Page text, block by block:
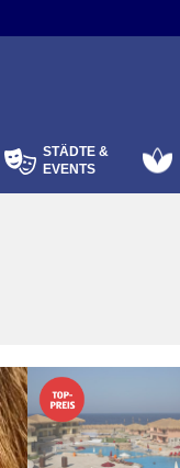
STÄDTE &
EVENTS